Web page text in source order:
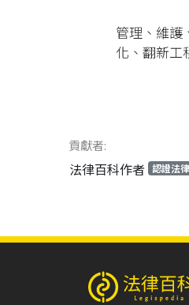
管理、維護
化、翻新工
貢獻者:
法律百科作者 認證法